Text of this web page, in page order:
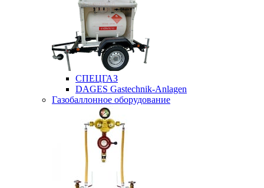
СПЕЦГАЗ
DAGES Gastechnik-Anlagen
Газобаллонное оборудование